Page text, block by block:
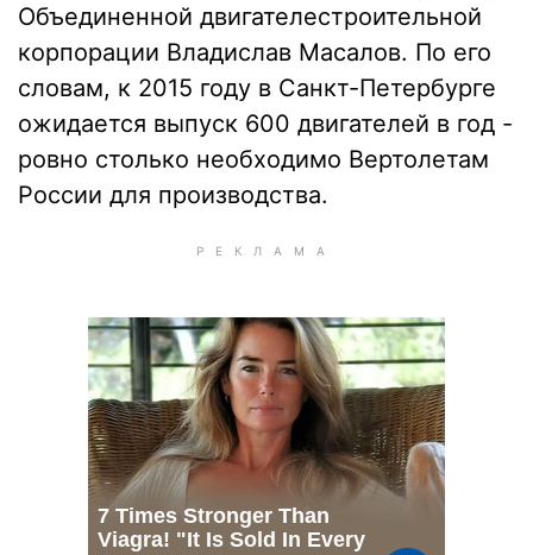
Объединенной двигателестроительной
корпорации Владислав Масалов. По его
словам, к 2015 году в Санкт-Петербурге
ожидается выпуск 600 двигателей в год -
ровно столько необходимо Вертолетам
России для производства.